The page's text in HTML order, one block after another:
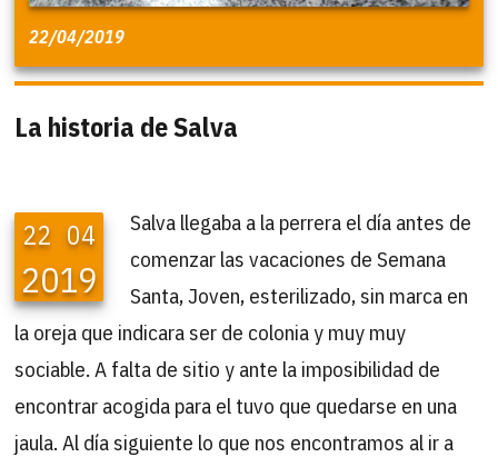
22/04/2019
La historia de Salva
22 04
2019
Salva llegaba a la perrera el día antes de
comenzar las vacaciones de Semana
Santa, Joven, esterilizado, sin marca en
la oreja que indicara ser de colonia y muy muy
sociable. A falta de sitio y ante la imposibilidad de
encontrar acogida para el tuvo que quedarse en una
jaula. Al día siguiente lo que nos encontramos al ir a